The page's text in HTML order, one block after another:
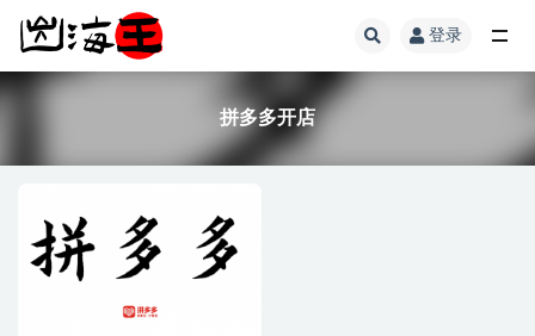
登录
拼多多开店
全部